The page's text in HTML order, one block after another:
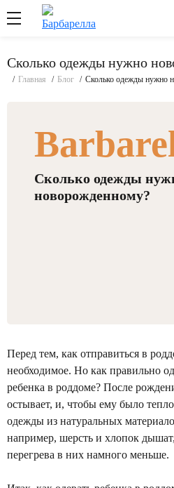
Сколько одежды нужно
Главная Блог Сколько одежды нужно
Сколько одежды
новорожденному?
Перед тем, как отправиться в
необходимое. Но как правильно
ребенка в роддоме? После
остывает, и, чтобы ему было
одежды из натуральных
например, шерсть и хлопок
перегрева в них намного меньше.
время
Через
СМС-
Забыли